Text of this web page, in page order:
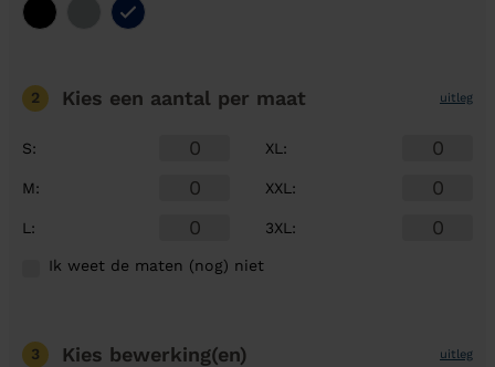
2 Kies een aantal per maat uitleg
S:
M:
L :
XL :
XXL :
3XL :
Ik weet de maten (nog) niet
3 Kies bewerking(en) uitleg